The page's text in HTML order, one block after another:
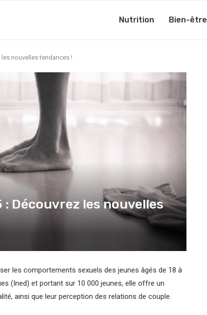
Nutrition Bien-être
nouvelles tendances !
Découvrez les nouvelles
les comportements sexuels des jeunes âgés de 18 à
(Ined) et portant sur 10 000 jeunes, elle offre un
ainsi que leur perception des relations de couple.